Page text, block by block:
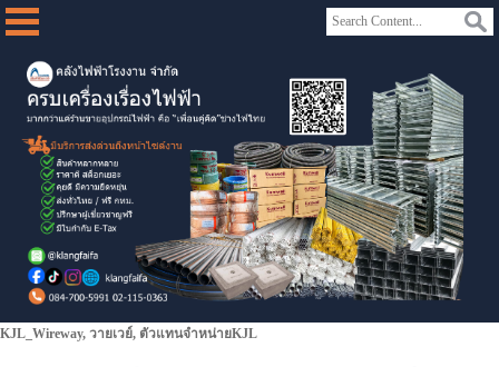
KJL_Wireway, วายเวย์, ตัวแทนจำหน่ายKJL